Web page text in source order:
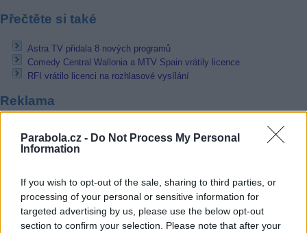
Parabola.cz - Do Not Process My Personal
Information
If you wish to opt-out of the sale, sharing to third parties, or
processing of your personal or sensitive information for
targeted advertising by us, please use the below opt-out
section to confirm your selection. Please note that after your
Přečtěte si také
Astra TV přidala 8 nových programů
Comedy Central Wallonia a MTV Spain vrátily licence
RFI vrátilo licenci na rozhlasové vysílání
Reklama
07.08.2026 - Bosch Powertrain s.r.o. Jihlava • obsluha CNC strojů •
48.400 Kč • náborový bonus 50.000 Kč • příspěvek na ubytování
okres Jihlava)
07.08.2026 -Specialista pro elektronická zařízení údržby (m/ž) (tř.
Klementa 869, Mladá Boleslav II)